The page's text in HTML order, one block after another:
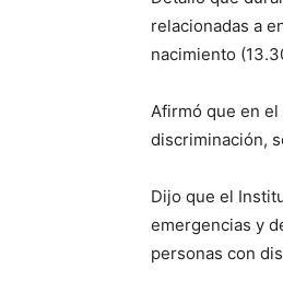
relacionadas a
nacimiento
Afirmó que en el
discriminación,
Dijo que el
emergencias y
personas con